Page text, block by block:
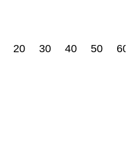
20 30 40 50 60